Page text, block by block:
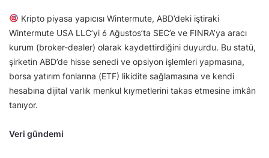
Kripto piyasa yapıcısı Wintermute, ABD’deki iştiraki
Wintermute USA LLC’yi 6 Ağustos’ta SEC’e ve FINRA’ya aracı
kurum (broker-dealer) olarak kaydettirdiğini duyurdu. Bu statü,
şirketin ABD’de hisse senedi ve opsiyon işlemleri yapmasına,
borsa yatırım fonlarına (ETF) likidite sağlamasına ve kendi
hesabına dijital varlık menkul kıymetlerini takas etmesine imkân
tanıyor.
Veri gündemi